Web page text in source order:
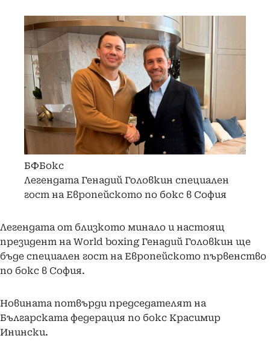
БФБокс
Легендата Генадий Головкин специален
гост на Европейското по бокс в София
Легендата от близкото минало и настоящ
президент на World boxing Генадий Головкин ще
бъде специален гост на Европейското първенство
по бокс в София.
Новината потвърди председателят на
Българската федерация по бокс Красимир
Инински.